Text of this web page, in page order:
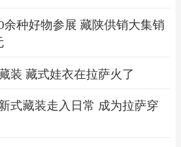
余种好物参展 藏陕供销大集销
装 藏式娃衣在拉萨火了
式藏装走入日常 成为拉萨穿